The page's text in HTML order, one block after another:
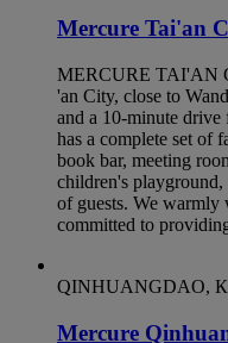
Mercure Tai'an
MERCURE TAI'AN
'an City, close to
and a 10-minute
has a complete set of
book bar, meeting
children's playground,
of guests. We warmly
committed to
QINHUANGDAO,
Mercure